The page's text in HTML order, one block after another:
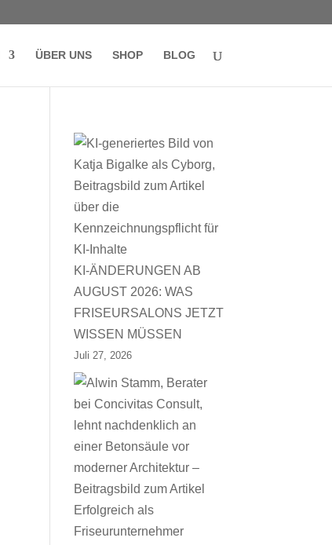
ÜBER UNS SHOP BLOG
KI-ÄNDERUNGEN AB
AUGUST 2026: WAS
FRISEURSALONS JETZT
WISSEN MÜSSEN
Juli 27, 2026